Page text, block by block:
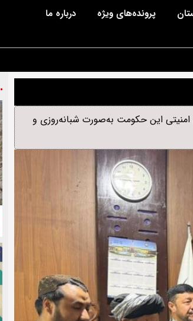
پرونده‌های ویژه درباره ما
امنیتی این حکومت به‌صورت شبانه‌روزی و